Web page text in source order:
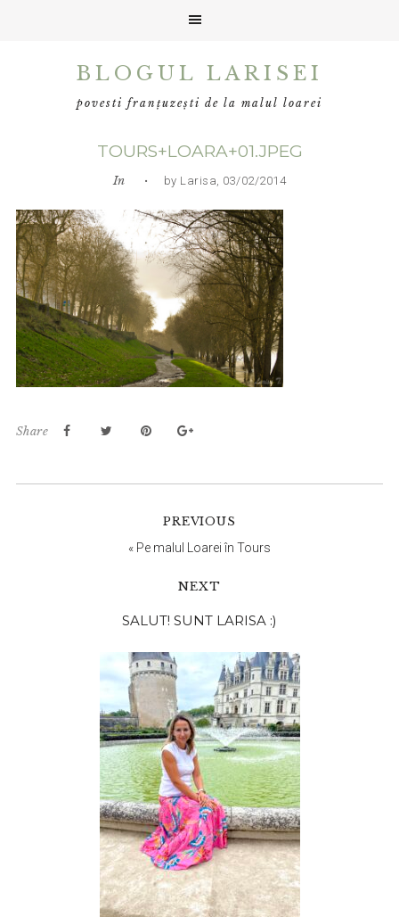
BLOGUL LARISEI
povesti franțuzești de la malul loarei
TOURS+LOARA+01.JPEG
In • by Larisa, 03/02/2014
Share
PREVIOUS
« Pe malul Loarei în Tours
NEXT
principală
SALUT! SUNT LARISA :)